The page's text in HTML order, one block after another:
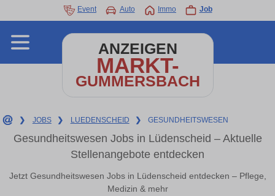
Event Auto Immo Job
ANZEIGEN
MARKT-
GUMMERSBACH
❯ JOBS ❯ LUEDENSCHEID ❯ GESUNDHEITSWESEN
Gesundheitswesen Jobs in Lüdenscheid – Aktuelle
Stellenangebote entdecken
Jetzt Gesundheitswesen Jobs in Lüdenscheid entdecken – Pflege,
Medizin & mehr